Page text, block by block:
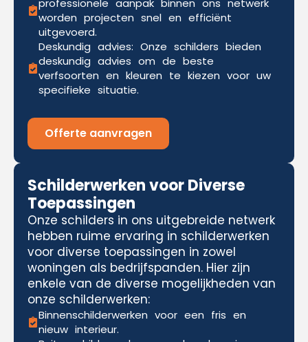
professionele aanpak binnen ons netwerk
worden projecten snel en efficiënt
uitgevoerd.
Deskundig advies: Onze schilders bieden
deskundig advies om de beste
verfsoorten en kleuren te kiezen voor uw
specifieke situatie.
Offerte aanvragen
Schilderwerken voor Diverse
Toepassingen
Onze schilders in ons uitgebreide netwerk
hebben ruime ervaring in schilderwerken
voor diverse toepassingen in zowel
woningen als bedrijfspanden. Hier zijn
enkele van de diverse mogelijkheden van
onze schilderwerken:
Binnenschilderwerken voor een fris en
nieuw interieur.